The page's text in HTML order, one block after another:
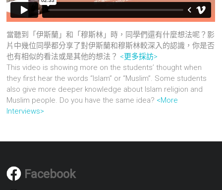
當聽到「伊斯蘭」和「穆斯林」時，同學們還有什麼想法呢？影
片中幾位同學都分享了對伊斯蘭和穆斯林較深入的認識，你是否
也有相似的看法或是其他的想法？ <更多採訪>
This video is showing more on the students’ thought when
they first hear the words “Islam” or “Muslim”. Some students
also give more deeper knowledge about Islam religion and
Muslim people. Do you have the same idea? <More
Interviews>
Facebook